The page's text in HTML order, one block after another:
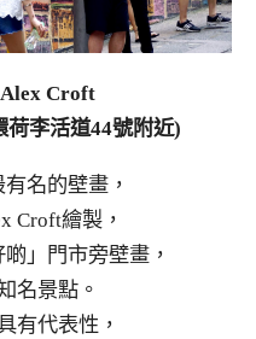
Croft
李活道44號附近)
名的壁畫，
Croft繪製，
」門市旁壁畫，
名景點。
有代表性，